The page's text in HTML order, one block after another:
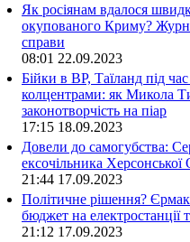
Як росіянам вдалося
окупованого Криму?
справи
08:01 22.09.2023
Бійки в ВР, Таїланд під
колцентрами: як Микола
законотворчість на піар
17:15 18.09.2023
Довели до самогубства:
ексочільника
21:44 17.09.2023
Політичне рішення?
бюджет на електростанції
21:12 17.09.2023